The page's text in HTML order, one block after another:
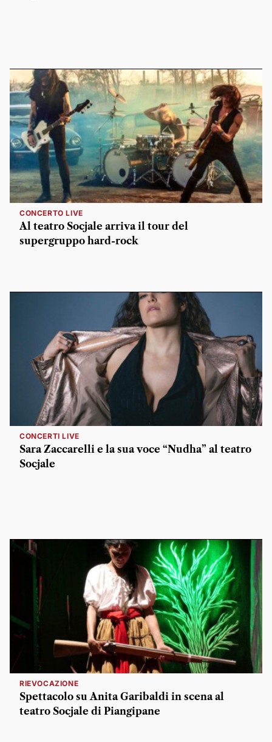
CONCERTO LIVE
Al teatro Socjale arriva il tour del
supergruppo hard-rock
CONCERTI LIVE
Sara Zaccarelli e la sua voce “Nudha” al teatro
Socjale
RIEVOCAZIONE
Spettacolo su Anita Garibaldi in scena al
teatro Socjale di Piangipane